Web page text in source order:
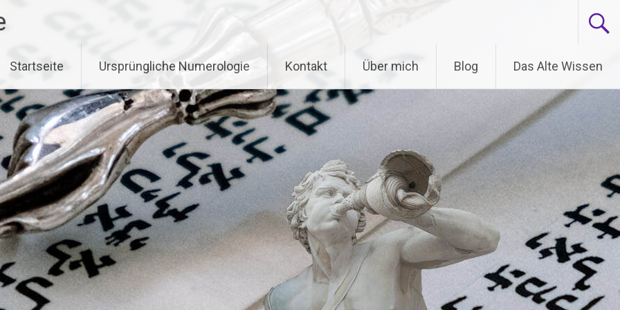
Startseite Ursprüngliche Numerologie Kontakt Über mich Blog Das Alte Wissen